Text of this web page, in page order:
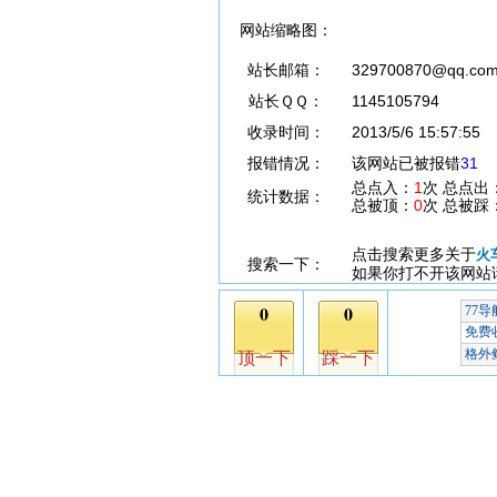
网站缩略图：
站长邮箱：
站长ＱＱ：
1145105794
收录时间：
2013/5/6 15:57:55
报错情况：
该网站已被报错31
统计数据：
总点入： 1 次 总点出
总被顶： 0次 总被踩
搜索一下：
点击搜索更多关于火
如果你打不开该网站